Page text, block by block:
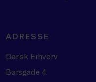
ADRESSE
Dansk Erhverv
Børsgade 4